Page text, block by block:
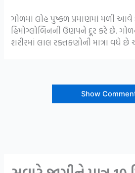
ગોળમાં લોહ પુષ્કળ પ્રમાણમાં મળી
હિમોગ્લોબિનની ઉણપને દૂર કરે છે.
શરીરમાં લાલ રક્તકણોની માત્રા વધે
Show